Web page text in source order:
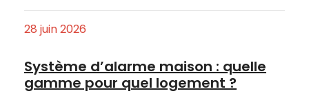
28 juin 2026
Système d’alarme maison : quelle
gamme pour quel logement ?